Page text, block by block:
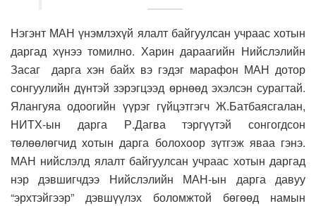
Нэгэнт МАН үнэмлэхүй ялалт байгуулсан учраас хотын
даргад хүнээ томилно. Харин дараагийн Нийслэлийн
Засаг дарга хэн байх вэ гэдэг марафон МАН дотор
сонгуулийн дүнтэй зэрэгцээд өрнөөд эхэлсэн сурагтай.
Ялангуяа одоогийн үүрэг гүйцэтгэгч Ж.Батбаясгалан,
НИТХ-ын дарга Р.Дагва тэргүүтэй сонгогдсон
төлөөлөгчид хотын дарга болохоор зүтгэж яваа гэнэ.
МАН нийслэлд ялалт байгуулсан учраас хотын даргад
нэр дэвшигчдээ Нийслэлийн МАН-ын дарга давуу
“эрхтэйгээр” дэвшүүлэх боломжтой бөгөөд намын